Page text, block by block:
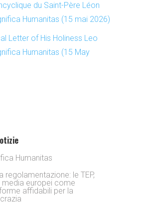
du Saint-Père Léon
Humanitas (15 mai 2026)
Letter of His Holiness Leo
Humanitas (15 May
Humanitas
regolamentazione: le TEP,
media europei come
affidabili per la